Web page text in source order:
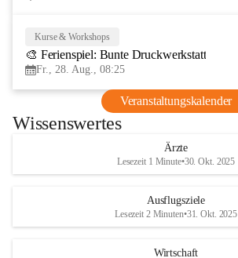
Kurse & Workshops
🎨 Ferienspiel: Bunte Druckwerkstatt
Fr., 28. Aug., 08:25
Veranstaltungskalender
Wissenswertes
Ärzte
Lesezeit 1 Minute•30. Okt. 2025
Ausflugsziele
Lesezeit 2 Minuten•31. Okt. 2025
Wirtschaft